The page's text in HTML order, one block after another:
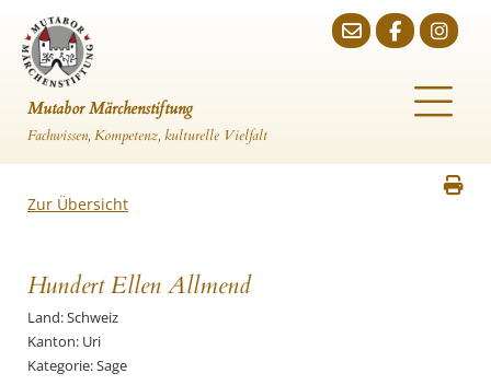
Mutabor Märchenstiftung
Fachwissen, Kompetenz, kulturelle Vielfalt
Zur Übersicht
Hundert Ellen Allmend
Land: Schweiz
Kanton: Uri
Kategorie: Sage